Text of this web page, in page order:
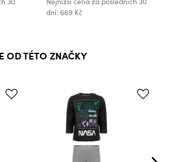
dní: 669 Kč
OD TÉTO ZNAČKY